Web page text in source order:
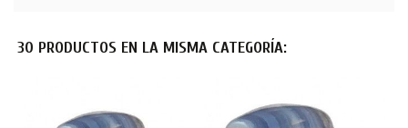
30 PRODUCTOS EN LA MISMA CATEGORÍA: